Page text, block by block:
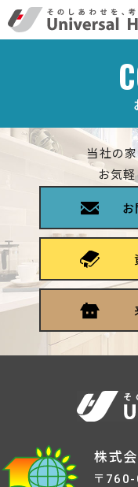
当社の家
お気軽
お
株式会
〒